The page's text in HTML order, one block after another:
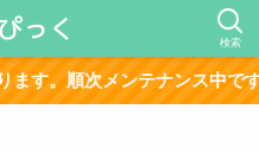
検索
ンテナンス中です。